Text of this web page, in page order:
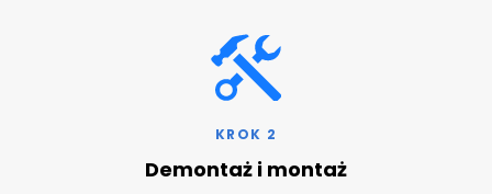
KROK 2
Demontaż i montaż